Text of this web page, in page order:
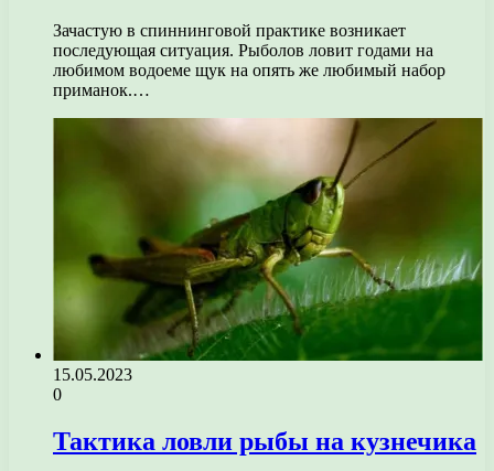
Зачастую в спиннинговой практике возникает
последующая ситуация. Рыболов ловит годами на
любимом водоеме щук на опять же любимый набор
приманок.…
15.05.2023
0
Тактика ловли рыбы на кузнечика